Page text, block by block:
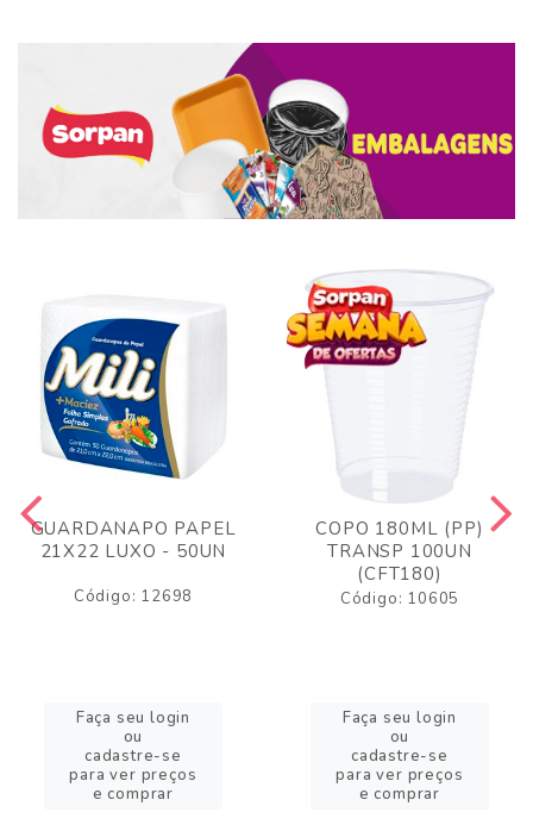
GUARDANAPO PAPEL
21X22 LUXO - 50UN
Código: 12698
Faça seu login
ou
cadastre-se
para ver preços
e comprar
COPO 180ML (PP)
TRANSP 100UN
(CFT180)
Código: 10605
Faça seu login
ou
cadastre-se
para ver preços
e comprar